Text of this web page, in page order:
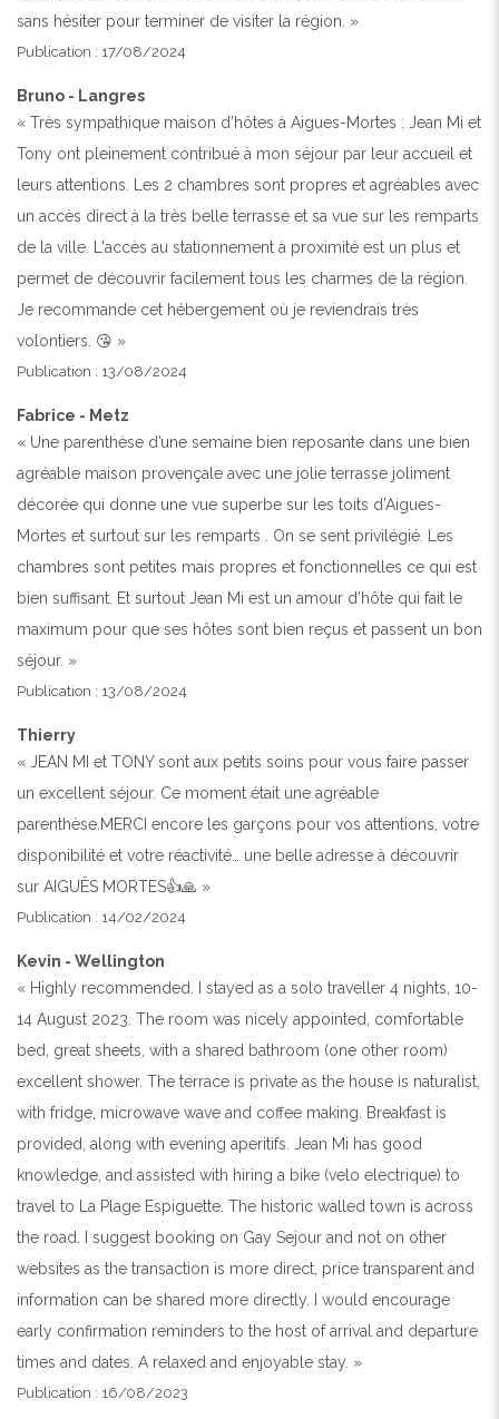
sans hésiter pour terminer de visiter la région. »
Publication : 17/08/2024
Bruno - Langres
« Très sympathique maison d’hôtes à Aigues-Mortes : Jean Mi et
Tony ont pleinement contribué à mon séjour par leur accueil et
leurs attentions. Les 2 chambres sont propres et agréables avec
un accès direct à la très belle terrasse et sa vue sur les remparts
de la ville. L'accès au stationnement à proximité est un plus et
permet de découvrir facilement tous les charmes de la région.
Je recommande cet hébergement où je reviendrais très
volontiers. 😘 »
Publication : 13/08/2024
Fabrice - Metz
« Une parenthèse d’une semaine bien reposante dans une bien
agréable maison provençale avec une jolie terrasse joliment
décorée qui donne une vue superbe sur les toits d’Aigues-
Mortes et surtout sur les remparts . On se sent privilégié. Les
chambres sont petites mais propres et fonctionnelles ce qui est
bien suffisant. Et surtout Jean Mi est un amour d’hôte qui fait le
maximum pour que ses hôtes sont bien reçus et passent un bon
séjour. »
Publication : 13/08/2024
Thierry
« JEAN MI et TONY sont aux petits soins pour vous faire passer
un excellent séjour. Ce moment était une agréable
parenthèse.MERCI encore les garçons pour vos attentions, votre
disponibilité et votre réactivité… une belle adresse à découvrir
sur AIGUËS MORTES👍🙏 »
Publication : 14/02/2024
Kevin - Wellington
« Highly recommended. I stayed as a solo traveller 4 nights, 10-
14 August 2023. The room was nicely appointed, comfortable
bed, great sheets, with a shared bathroom (one other room)
excellent shower. The terrace is private as the house is naturalist,
with fridge, microwave wave and coffee making. Breakfast is
provided, along with evening aperitifs. Jean Mi has good
knowledge, and assisted with hiring a bike (velo electrique) to
travel to La Plage Espiguette. The historic walled town is across
the road. I suggest booking on Gay Sejour and not on other
websites as the transaction is more direct, price transparent and
information can be shared more directly. I would encourage
early confirmation reminders to the host of arrival and departure
times and dates. A relaxed and enjoyable stay. »
Publication : 16/08/2023